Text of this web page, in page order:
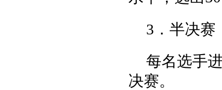
3．半决赛
每名选手
决赛。